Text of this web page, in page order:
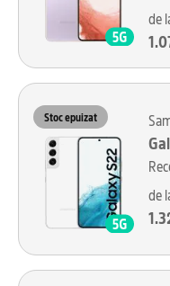
de
Stoc epuizat
de